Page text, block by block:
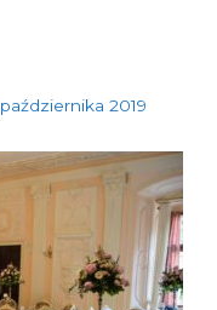
2019